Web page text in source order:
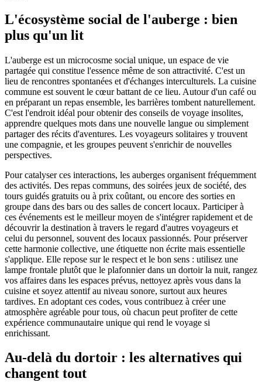
L'écosystème social de l'auberge : bien
plus qu'un lit
L'auberge est un microcosme social unique, un espace de vie
partagée qui constitue l'essence même de son attractivité. C'est un
lieu de rencontres spontanées et d'échanges interculturels. La cuisine
commune est souvent le cœur battant de ce lieu. Autour d'un café ou
en préparant un repas ensemble, les barrières tombent naturellement.
C'est l'endroit idéal pour obtenir des conseils de voyage insolites,
apprendre quelques mots dans une nouvelle langue ou simplement
partager des récits d'aventures. Les voyageurs solitaires y trouvent
une compagnie, et les groupes peuvent s'enrichir de nouvelles
perspectives.
Pour catalyser ces interactions, les auberges organisent fréquemment
des activités. Des repas communs, des soirées jeux de société, des
tours guidés gratuits ou à prix coûtant, ou encore des sorties en
groupe dans des bars ou des salles de concert locaux. Participer à
ces événements est le meilleur moyen de s'intégrer rapidement et de
découvrir la destination à travers le regard d'autres voyageurs et
celui du personnel, souvent des locaux passionnés. Pour préserver
cette harmonie collective, une étiquette non écrite mais essentielle
s'applique. Elle repose sur le respect et le bon sens : utilisez une
lampe frontale plutôt que le plafonnier dans un dortoir la nuit, rangez
vos affaires dans les espaces prévus, nettoyez après vous dans la
cuisine et soyez attentif au niveau sonore, surtout aux heures
tardives. En adoptant ces codes, vous contribuez à créer une
atmosphère agréable pour tous, où chacun peut profiter de cette
expérience communautaire unique qui rend le voyage si
enrichissant.
Au-delà du dortoir : les alternatives qui
changent tout